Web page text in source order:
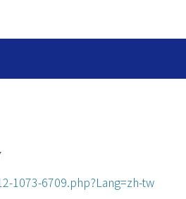
1073-6709.php?Lang=zh-tw